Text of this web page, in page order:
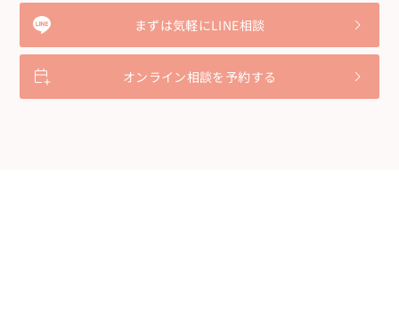
まずは気軽にLINE相談
オンライン相談を予約する